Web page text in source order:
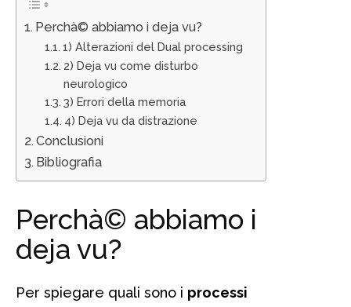
Perchà© abbiamo i deja vu?
1) Alterazioni del Dual processing
2) Deja vu come disturbo
neurologico
3) Errori della memoria
4) Deja vu da distrazione
Conclusioni
Bibliografia
Perchà© abbiamo i
deja vu?
Per spiegare quali sono i processi